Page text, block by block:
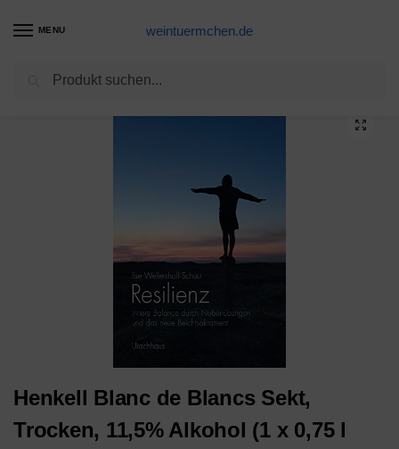
MENU weintuermchen.de
Sekt-Produkte / Henkell Blanc de Blancs Sekt, Trocken, 11,5% Alkohol (1 x 0,75 l Flaschen) – Cuvée aus weißen Rebsorten, darunter Chardonnay
Henkell Blanc de Blancs Sekt,
Trocken, 11,5% Alkohol (1 x 0,75 l